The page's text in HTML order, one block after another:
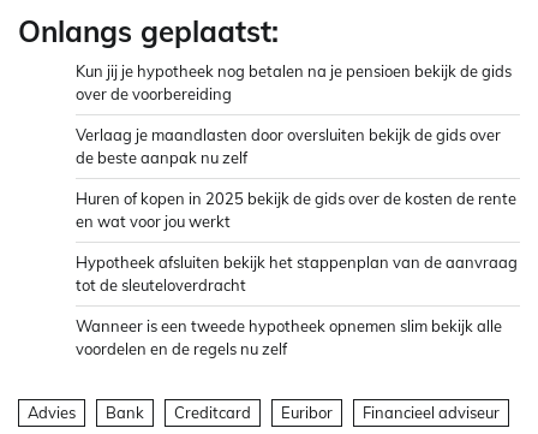
Onlangs geplaatst:
Kun jij je hypotheek nog betalen na je pensioen bekijk de gids
over de voorbereiding
Verlaag je maandlasten door oversluiten bekijk de gids over
de beste aanpak nu zelf
Huren of kopen in 2025 bekijk de gids over de kosten de rente
en wat voor jou werkt
Hypotheek afsluiten bekijk het stappenplan van de aanvraag
tot de sleuteloverdracht
Wanneer is een tweede hypotheek opnemen slim bekijk alle
voordelen en de regels nu zelf
Advies Bank Creditcard Euribor
Financieel adviseur